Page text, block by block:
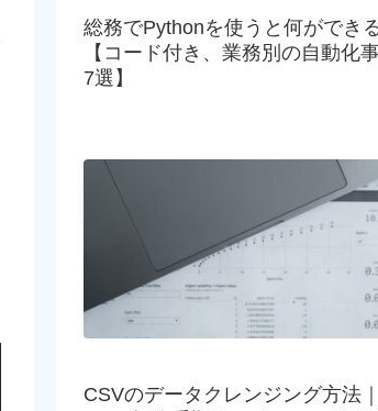
総務でPythonを使うと何ができ
【コード付き、業務別の自動化
7選】
CSVのデータクレンジング方法｜